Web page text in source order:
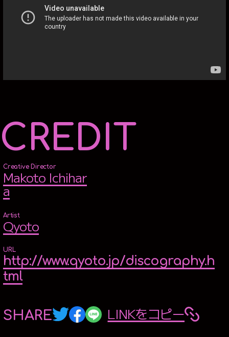
CREDIT
Creative Director
Makoto Ichihar
a
Artist
Qyoto
URL
http://www.qyoto.jp/discography.h
tml
SHARE LINKをコピー